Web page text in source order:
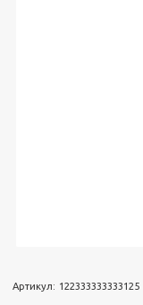
Артикул: 122333333333125